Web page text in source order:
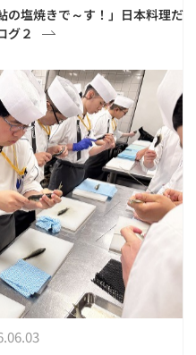
の塩焼きで～す！」日本料理だ
グ２